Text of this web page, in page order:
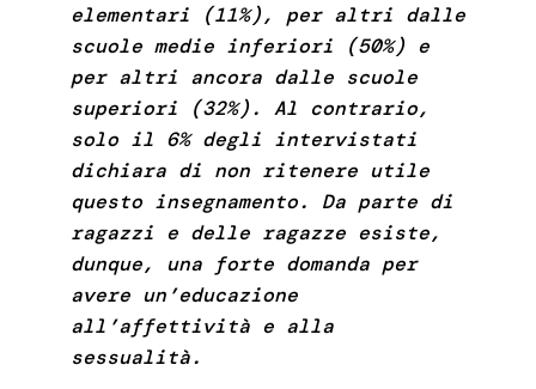
elementari (11%), per altri dalle
scuole medie inferiori (50%) e
per altri ancora dalle scuole
superiori (32%). Al contrario,
solo il 6% degli intervistati
dichiara di non ritenere utile
questo insegnamento. Da parte di
ragazzi e delle ragazze esiste,
dunque, una forte domanda per
avere un’educazione
all’affettività e alla
sessualità.